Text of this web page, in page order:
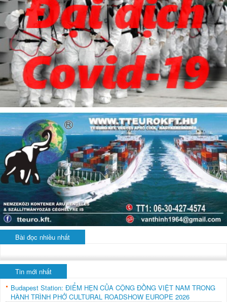
Bài đọc nhiều nhất
Tin mới nhất
Budapest Station: ĐIỂM HẸN CỦA CỘNG ĐỒNG VIỆT NAM TRONG
HÀNH TRÌNH PHỞ CULTURAL ROADSHOW EUROPE 2026